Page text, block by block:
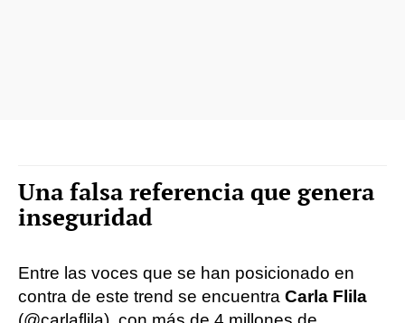
Una falsa referencia que genera
inseguridad
Entre las voces que se han posicionado en
contra de este trend se encuentra Carla Flila